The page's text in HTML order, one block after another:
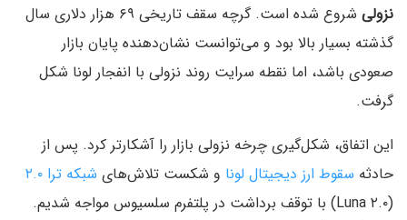
نزولی
شروع شده است. گرچه سقف تاریخی ۶۹ هزار دلاری سال
گذشته بسیار بالا بود و می‌توانست نشان‌دهنده پایان بازار
صعودی باشد، اما نقطه سرایت روند نزولی با انفجار لونا شکل
گرفت.
این اتفاق، شکل‌گیری چرخه نزولی بازار را آشکارتر کرد. پس از
حادثه سقوط ارز دیجیتال لونا و شکست تلاش‌های شبکه ترا ۲.۰
(Luna ۲.۰) با توقف برداشت‌ در پلتفرم سلسیوس مواجه شدیم.